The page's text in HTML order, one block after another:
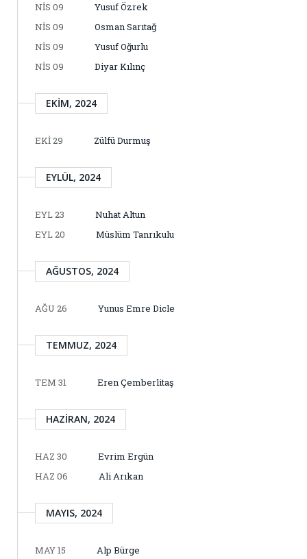
NIS 09
Yusuf Özrek
NIS 09
Osman Sarıtağ
NIS 09
Yusuf Oğurlu
NIS 09
Diyar Kılınç
EKIM, 2024
EKI 29 Zülfü Durmuş
EYLÜL, 2024
EYL 23
Nuhat Altun
EYL 20
Müslüm Tanrıkulu
AĞUSTOS, 2024
AĞU 26 Yunus Emre Dicle
TEMMUZ, 2024
TEM 31 Eren Çemberlitaş
HAZIRAN, 2024
HAZ 30
Evrim Ergün
HAZ 06
Ali Arıkan
MAYIS, 2024
MAY 15 Alp Bürge